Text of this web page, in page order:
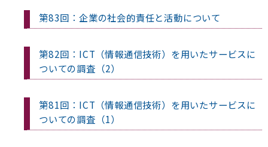
第83回：企業の社会的責任と活動について
第82回：ICT（情報通信技術）を用いたサービスに
ついての調査（2）
第81回：ICT（情報通信技術）を用いたサービスに
ついての調査（1）